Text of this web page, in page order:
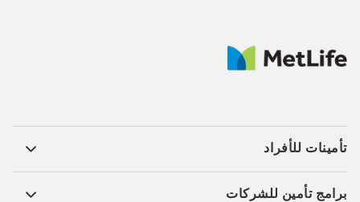
تأمينات للأفراد ​
برامج تأمين للشركات​